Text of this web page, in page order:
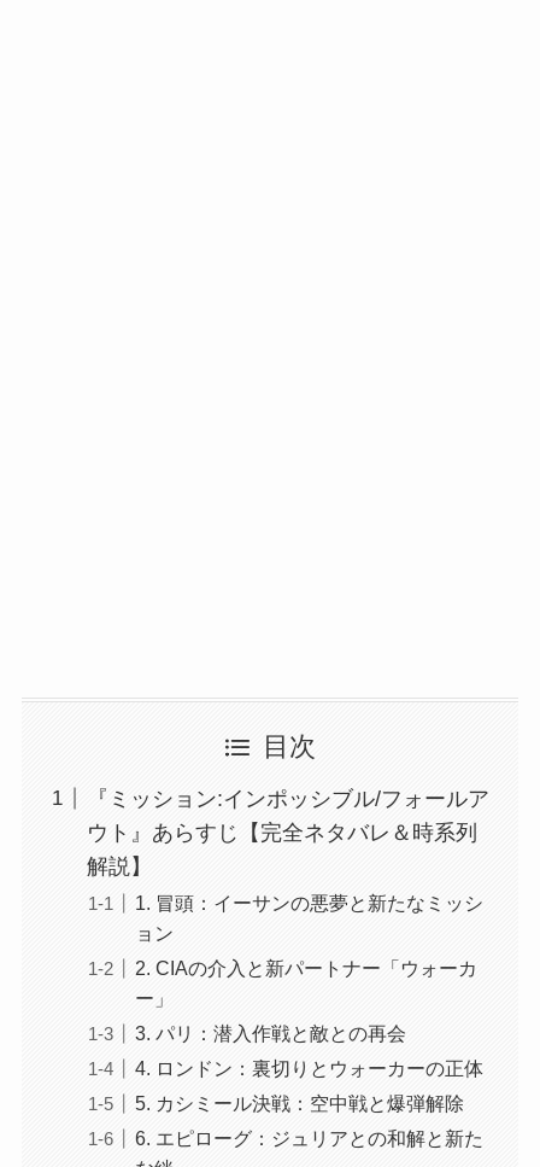
目次
『ミッション:インポッシブル/フォールア
ウト』あらすじ【完全ネタバレ＆時系列
解説】
1. 冒頭：イーサンの悪夢と新たなミッシ
ョン
2. CIAの介入と新パートナー「ウォーカ
ー」
3. パリ：潜入作戦と敵との再会
4. ロンドン：裏切りとウォーカーの正体
5. カシミール決戦：空中戦と爆弾解除
6. エピローグ：ジュリアとの和解と新た